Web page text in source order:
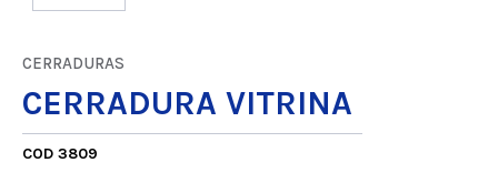
CERRADURAS
CERRADURA VITRINA
COD 3809